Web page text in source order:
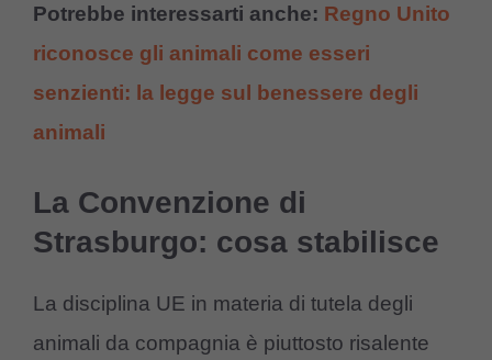
Potrebbe interessarti anche: Regno Unito
riconosce gli animali come esseri
senzienti: la legge sul benessere degli
animali
La Convenzione di
Strasburgo: cosa stabilisce
La disciplina UE in materia di tutela degli
animali da compagnia è piuttosto risalente